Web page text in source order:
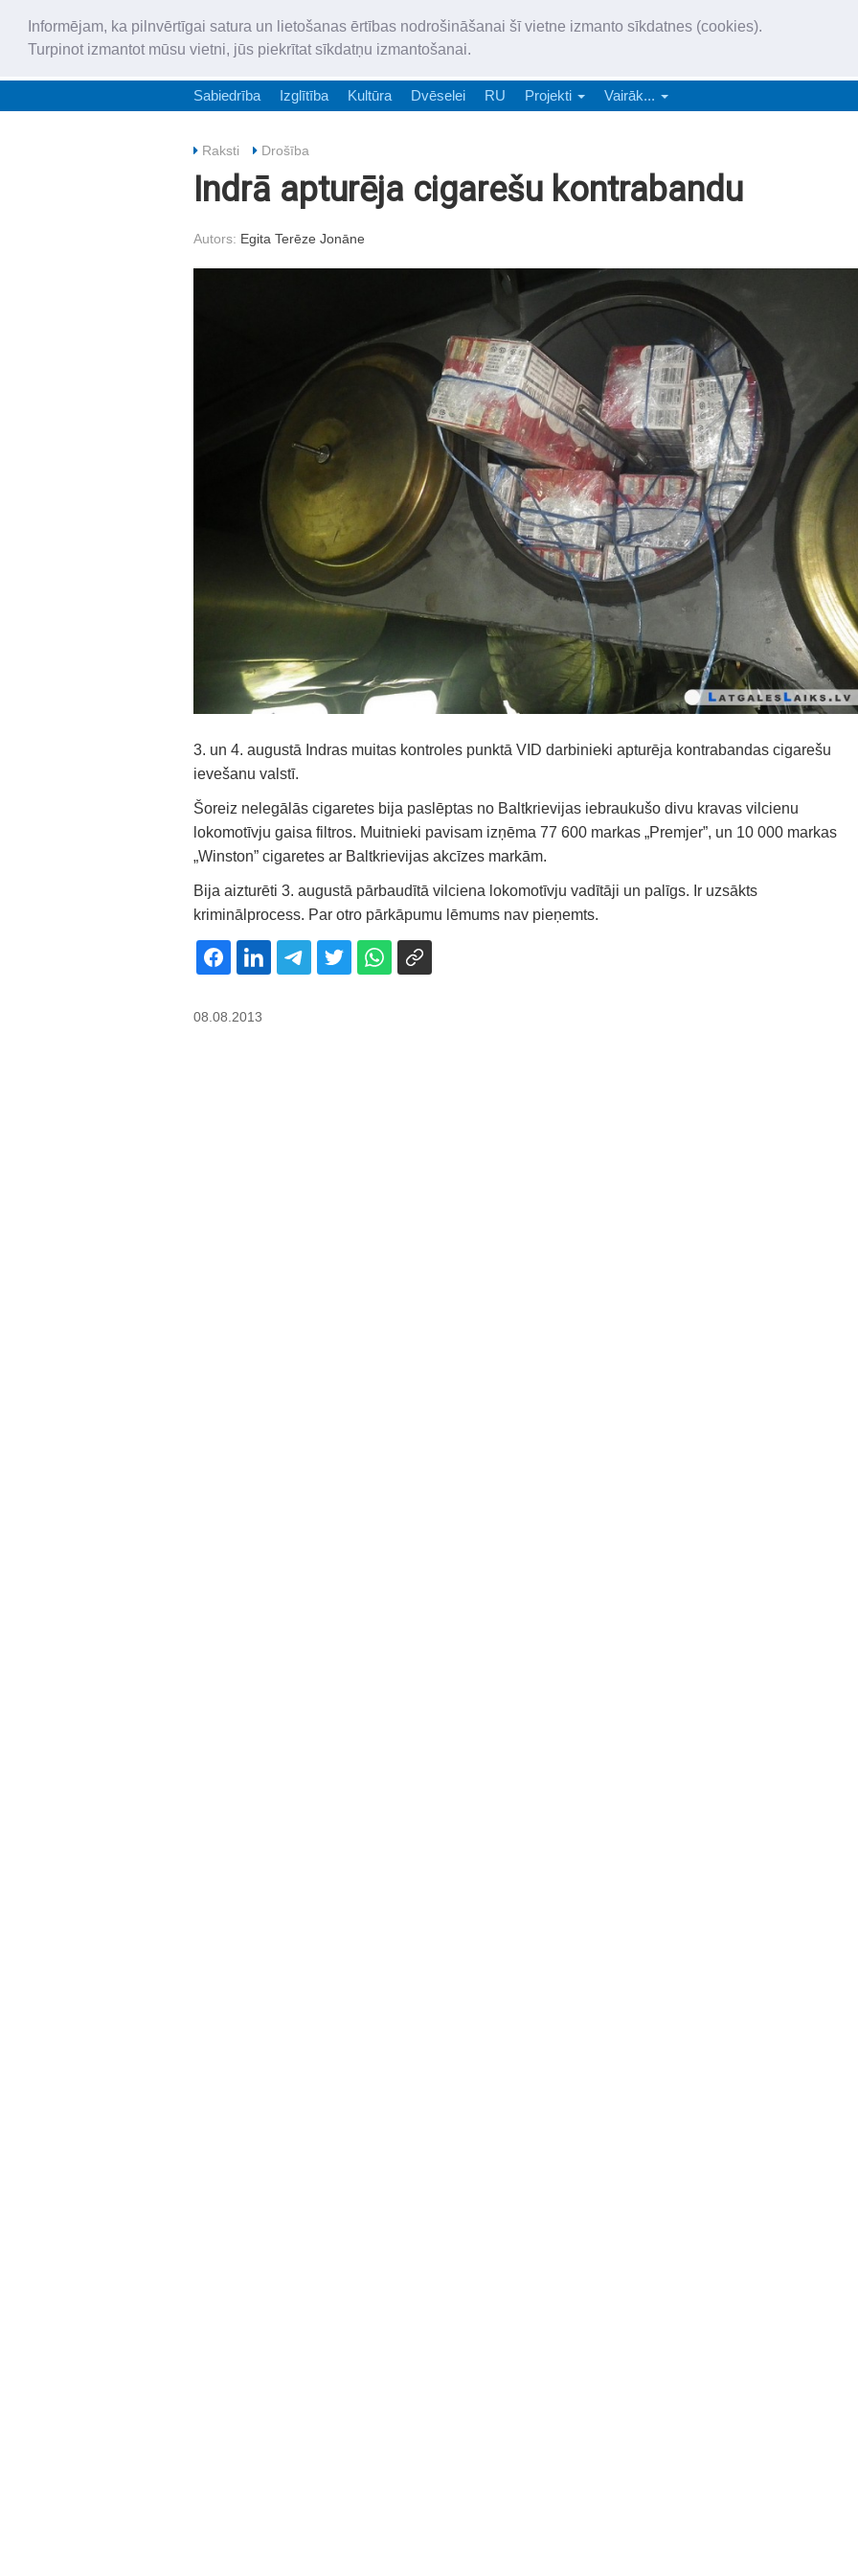
Informējam, ka pilnvērtīgai satura un lietošanas ērtības nodrošināšanai šī vietne izmanto sīkdatnes (cookies).
Turpinot izmantot mūsu vietni, jūs piekrītat sīkdatņu izmantošanai.
„Latgales Laiks” latviešu valodā aptver Daugavpils valstspilsētu,
Sabiedrība Izglītība Kultūra Dvēselei RU Projekti Vairāk...
Raksti Drošība
Indrā apturēja cigarešu kontrabandu
Autors: Egita Terēze Jonāne
3. un 4. augustā Indras muitas kontroles punktā VID darbinieki apturēja kontrabandas cigarešu
ievešanu valstī.
Šoreiz nelegālās cigaretes bija paslēptas no Baltkrievijas iebraukušo divu kravas vilcienu
lokomotīvju gaisa filtros. Muitnieki pavisam izņēma 77 600 markas „Premjer”, un 10 000 markas
„Winston” cigaretes ar Baltkrievijas akcīzes markām.
Bija aizturēti 3. augustā pārbaudītā vilciena lokomotīvju vadītāji un palīgs. Ir uzsākts
kriminālprocess. Par otro pārkāpumu lēmums nav pieņemts.
08.08.2013